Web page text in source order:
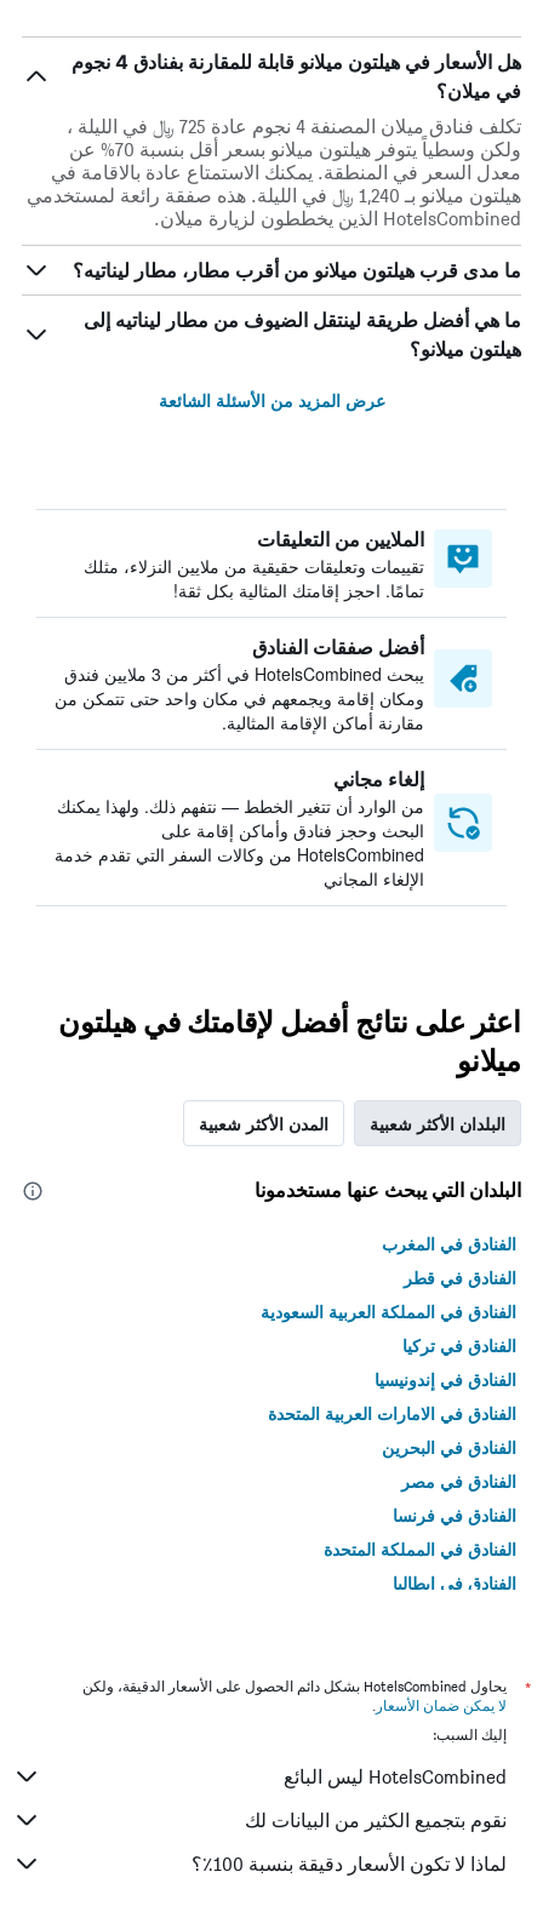
هل الأسعار في هيلتون ميلانو قابلة للمقارنة بفنادق 4 نجوم
في ميلان؟
تكلف فنادق ميلان المصنفة 4 نجوم عادة 725 ﷼ في الليلة ،
ولكن وسطياً يتوفر هيلتون ميلانو بسعر أقل بنسبة 70% عن
معدل السعر في المنطقة. يمكنك الاستمتاع عادة بالاقامة في
هيلتون ميلانو بـ 1,240 ﷼ في الليلة. هذه صفقة رائعة لمستخدمي
HotelsCombined الذين يخططون لزيارة ميلان.
ما مدى قرب هيلتون ميلانو من أقرب مطار، مطار ليناتيه؟
ما هي أفضل طريقة لينتقل الضيوف من مطار ليناتيه إلى
هيلتون ميلانو؟
عرض المزيد من الأسئلة الشائعة
الملايين من التعليقات
تقييمات وتعليقات حقيقية من ملايين النزلاء، مثلك
تمامًا. احجز إقامتك المثالية بكل ثقة!
أفضل صفقات الفنادق
يبحث HotelsCombined في أكثر من 3 ملايين فندق
ومكان إقامة ويجمعهم في مكان واحد حتى تتمكن من
مقارنة أماكن الإقامة المثالية.
إلغاء مجاني
من الوارد أن تتغير الخطط — نتفهم ذلك. ولهذا يمكنك
البحث وحجز فنادق وأماكن إقامة على
HotelsCombined من وكالات السفر التي تقدم خدمة
الإلغاء المجاني
اعثر على نتائج أفضل لإقامتك في هيلتون
ميلانو
البلدان الأكثر شعبية المدن الأكثر شعبية
البلدان التي يبحث عنها مستخدمونا
الفنادق في المغرب
الفنادق في قطر
الفنادق في المملكة العربية السعودية
الفنادق في تركيا
الفنادق في إندونيسيا
الفنادق في الامارات العربية المتحدة
الفنادق في البحرين
الفنادق في مصر
الفنادق في فرنسا
الفنادق في المملكة المتحدة
الفنادق في إيطاليا
*
يحاول HotelsCombined بشكل دائم الحصول على الأسعار الدقيقة، ولكن
لا يمكن ضمان الأسعار .
إليك السبب:
HotelsCombined ليس البائع
نقوم بتجميع الكثير من البيانات لك
لماذا لا تكون الأسعار دقيقة بنسبة 100٪؟